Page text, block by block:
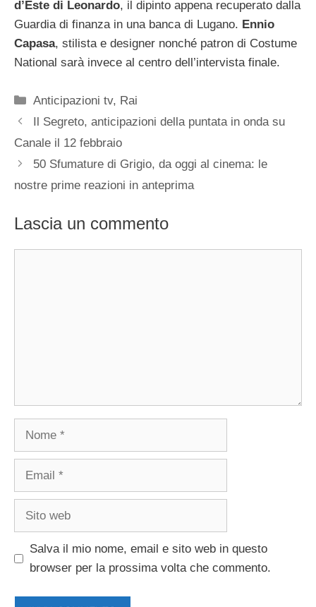
d’Este di Leonardo, il dipinto appena recuperato dalla
Guardia di finanza in una banca di Lugano. Ennio
Capasa, stilista e designer nonché patron di Costume
National sarà invece al centro dell’intervista finale.
Categorie
Anticipazioni tv, Rai
Il Segreto, anticipazioni della puntata in onda su
Canale il 12 febbraio
50 Sfumature di Grigio, da oggi al cinema: le
nostre prime reazioni in anteprima
Lascia un commento
Nome
Email
Sito
Salva il mio nome, email e sito web in questo
browser per la prossima volta che commento.